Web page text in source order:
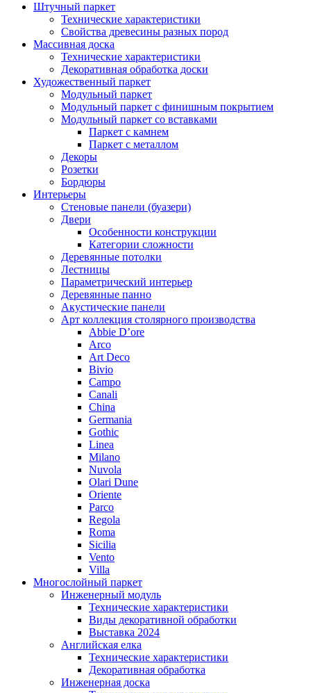
Штучный паркет
Технические характеристики
Свойства древесины разных пород
Массивная доска
Технические характеристики
Декоративная обработка доски
Художественный паркет
Модульный паркет
Модульный паркет с финишным покрытием
Модульный паркет со вставками
Паркет с камнем
Паркет с металлом
Декоры
Розетки
Бордюры
Интерьеры
Стеновые панели (буазери)
Двери
Особенности конструкции
Категории сложности
Деревянные потолки
Лестницы
Параметрический интерьер
Деревянные панно
Акустические панели
Арт коллекция столярного производства
Abbie D’ore
Arco
Art Deco
Bivio
Campo
Canali
China
Germania
Gothic
Linea
Milano
Nuvola
Olari Dune
Oriente
Parco
Regola
Roma
Sicilia
Vento
Villa
Многослойный паркет
Инженерный модуль
Технические характеристики
Виды декоративной обработки
Выставка 2024
Английская елка
Технические характеристики
Декоративная обработка
Инженерная доска